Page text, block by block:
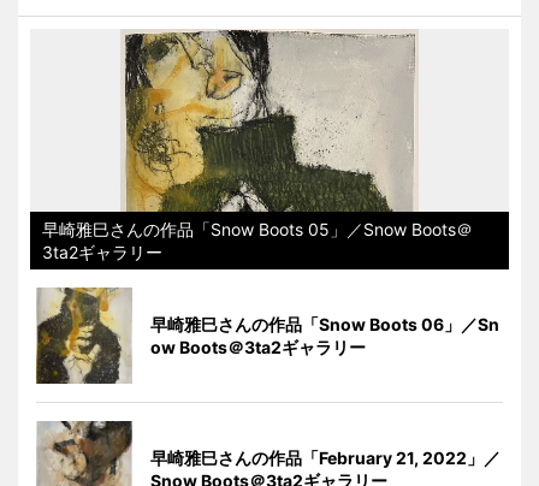
早崎雅巳さんの作品「Snow Boots 05」／Snow Boots＠
3ta2ギャラリー
早崎雅巳さんの作品「Snow Boots 06」／Sn
ow Boots＠3ta2ギャラリー
早崎雅巳さんの作品「February 21, 2022」／
Snow Boots＠3ta2ギャラリー